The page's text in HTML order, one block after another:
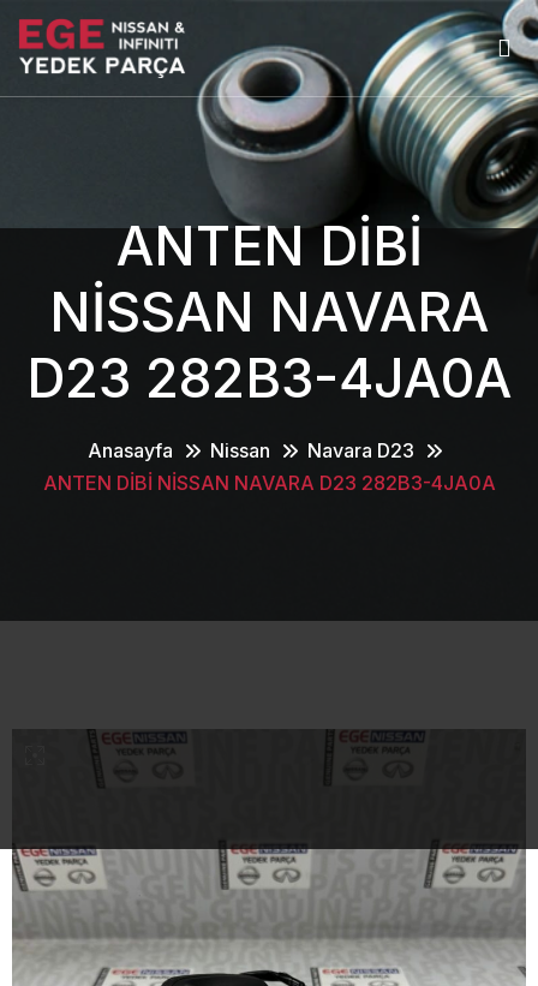
ANTEN DİBİ
NİSSAN NAVARA
D23 282B3-4JA0A
Anasayfa Nissan
Navara D23
ANTEN DİBİ NİSSAN NAVARA D23 282B3-4JA0A